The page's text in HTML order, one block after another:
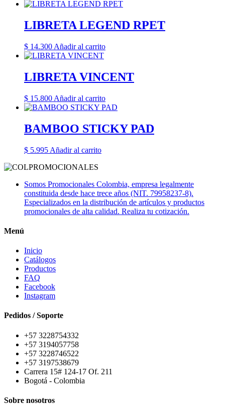
LIBRETA LEGEND RPET
$ 14.300 Añadir al carrito
LIBRETA VINCENT
$ 15.800 Añadir al carrito
BAMBOO STICKY PAD
$ 5.995 Añadir al carrito
Somos Promocionales Colombia, empresa legalmente
constituida desde hace trece años (NIT. 79958237-8).
Especializados en la distribución de artículos y productos
promocionales de alta calidad. Realiza tu cotización.
Menú
Inicio
Catálogos
Productos
FAQ
Facebook
Instagram
Pedidos / Soporte
+57 3228754332
+57 3194057758
+57 3228746522
+57 3197538679
Carrera 15# 124-17 Of. 211
Bogotá - Colombia
Sobre nosotros